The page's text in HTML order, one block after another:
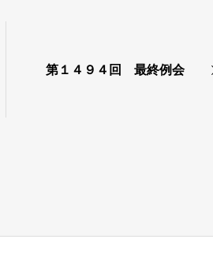
第１４９４回 最終例会